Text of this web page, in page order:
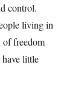
control.
living in
of freedom
little